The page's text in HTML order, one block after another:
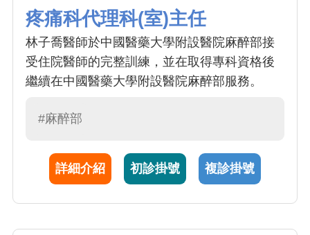
疼痛科代理科(室)主任
林子喬醫師於中國醫藥大學附設醫院麻醉部接
受住院醫師的完整訓練，並在取得專科資格後
繼續在中國醫藥大學附設醫院麻醉部服務。
#麻醉部
詳細介紹 初診掛號 複診掛號